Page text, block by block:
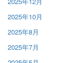
2025年10月
2025年8月
2025年7月